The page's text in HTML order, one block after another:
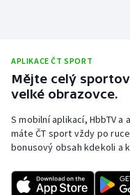
APLIKACE ČT SPORT
Mějte celý
velké obrazovce.
S mobilní aplikací, HbbTV
máte ČT sport vždy po
bonusový obsah kdekoli a